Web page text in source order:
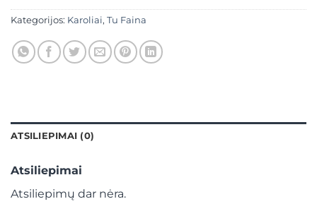
Kategorijos: Karoliai, Tu Faina
ATSILIEPIMAI (0)
Atsiliepimai
Atsiliepimų dar nėra.